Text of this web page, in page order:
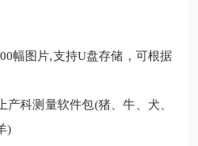
幅图片,支持U盘存储，可根据
产科测量软件包(猪、牛、犬、
)